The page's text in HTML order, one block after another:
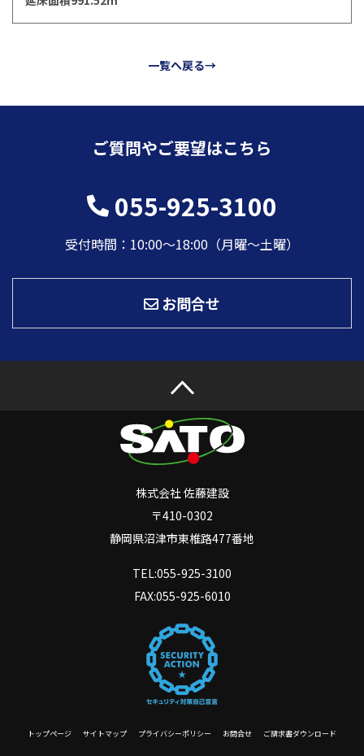
一覧へ戻る→
ご質問やご要望はこちら
055-925-3100
受付時間：10:00〜18:00（月曜～土曜）
お問合せ
株式会社 佐藤建設
〒410-0302
静岡県沼津市東椎路477番地
TEL:055-925-3100
FAX:055-925-6010
トップページ サイトマップ プライバシーポリシー お問合せ ご請求書ダウンロード